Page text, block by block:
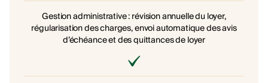
Gestion administrative : révision annuelle du loyer,
régularisation des charges, envoi automatique des avis
d’échéance et des quittances de loyer